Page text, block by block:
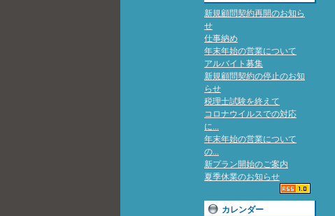
新規顧問契約再開のお知ら
せ
仕事納め
年末年始の営業について
アルバイト募集
新規顧問契約の停止のお知
らせ
税理士試験を終えて
コロナウイルスでの対応
に...
年末年始の営業について
の...
新プラン開始のご案内
夏季休業のお知らせ
カレンダー